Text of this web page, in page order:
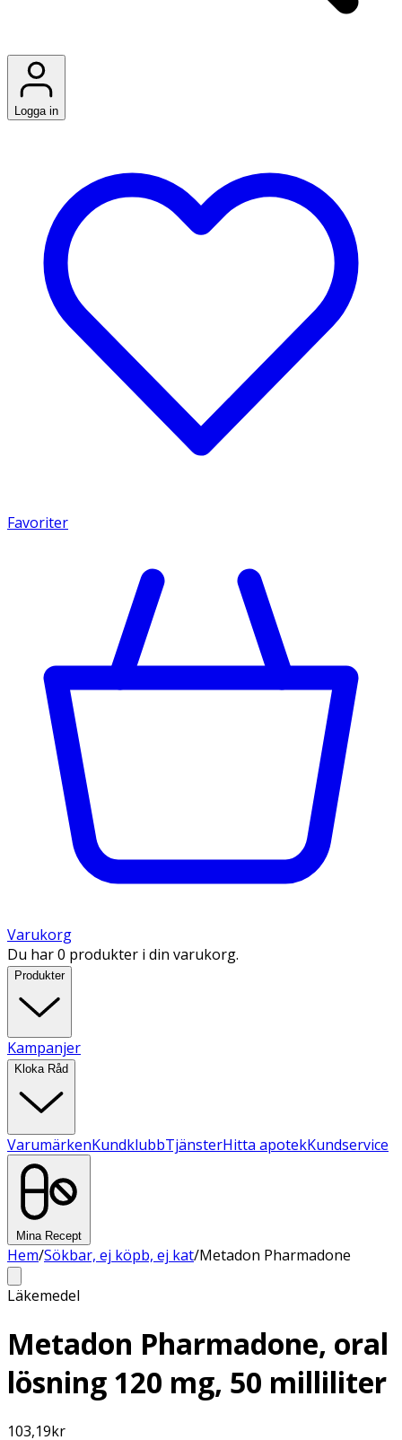
Logga in
Favoriter
Varukorg
Du har 0 produkter i din varukorg.
Produkter
Kampanjer
Kloka Råd
VarumärkenKundklubbTjänsterHitta apotekKundservice
Mina Recept
Hem/Sökbar, ej köpb, ej kat/Metadon Pharmadone
Läkemedel
Metadon Pharmadone, oral
lösning 120 mg, 50 milliliter
103,19kr